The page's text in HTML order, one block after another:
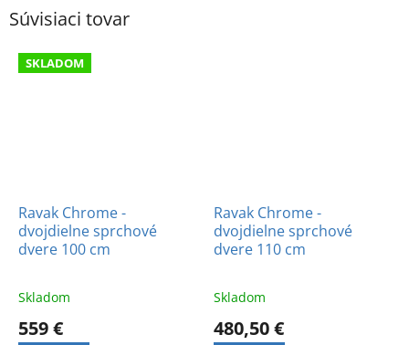
Súvisiaci tovar
SKLADOM
Ravak Chrome -
dvojdielne sprchové
dvere 100 cm
Skladom
559 €
Ravak Chrome -
dvojdielne sprchové
dvere 110 cm
Skladom
480,50 €